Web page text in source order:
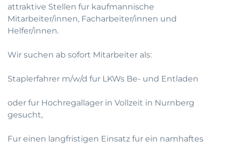
attraktive Stellen fur kaufmannische
Mitarbeiter/innen, Facharbeiter/innen und
Helfer/innen.
Wir suchen ab sofort Mitarbeiter als:
Staplerfahrer m/w/d fur LKWs Be- und Entladen
oder fur Hochregallager in Vollzeit in Nurnberg
gesucht,
Fur einen langfristigen Einsatz fur ein namhaftes